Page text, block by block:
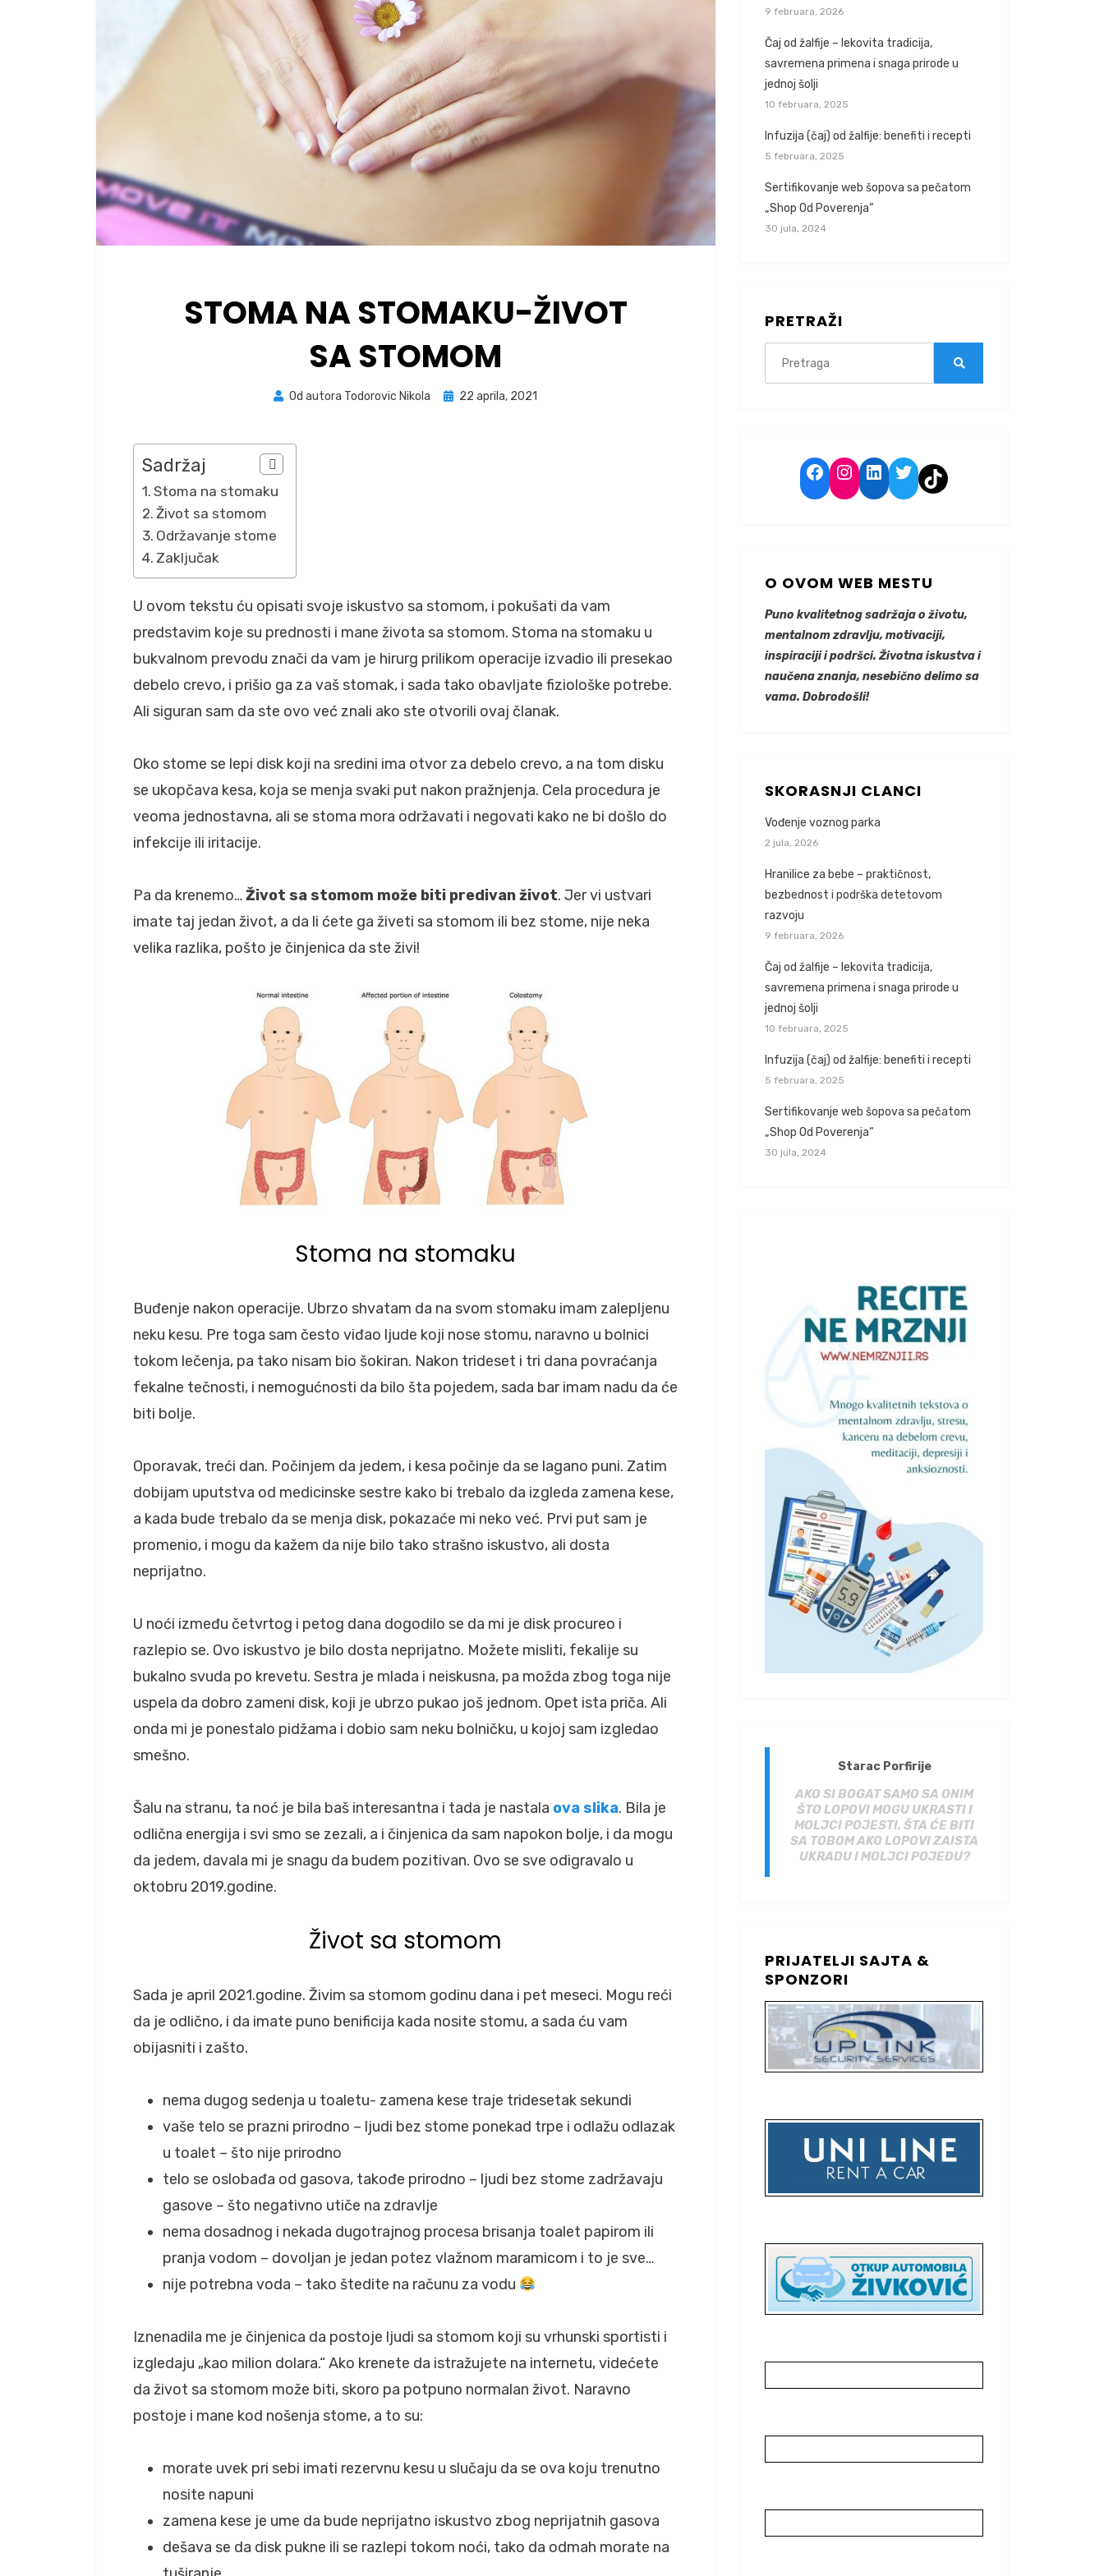
STOMA NA STOMAKU-ŽIVOT
SA STOMOM
Od autora Todorovic Nikola
Posted
22 aprila, 2021
Sadržaj
Stoma na stomaku
Život sa stomom
Održavanje stome
Zaključak
U ovom tekstu ću opisati svoje iskustvo sa stomom, i pokušati da vam
predstavim koje su prednosti i mane života sa stomom. Stoma na stomaku u
bukvalnom prevodu znači da vam je hirurg prilikom operacije izvadio ili presekao
debelo crevo, i prišio ga za vaš stomak, i sada tako obavljate fiziološke potrebe.
Ali siguran sam da ste ovo već znali ako ste otvorili ovaj članak.
Oko stome se lepi disk koji na sredini ima otvor za debelo crevo, a na tom disku
se ukopčava kesa, koja se menja svaki put nakon pražnjenja. Cela procedura je
veoma jednostavna, ali se stoma mora održavati i negovati kako ne bi došlo do
infekcije ili iritacije.
Pa da krenemo…Život sa stomom može biti predivan život. Jer vi ustvari
imate taj jedan život, a da li ćete ga živeti sa stomom ili bez stome, nije neka
velika razlika, pošto je činjenica da ste živi!
Stoma na stomaku
Buđenje nakon operacije. Ubrzo shvatam da na svom stomaku imam zalepljenu
neku kesu. Pre toga sam često viđao ljude koji nose stomu, naravno u bolnici
tokom lečenja, pa tako nisam bio šokiran. Nakon trideset i tri dana povraćanja
fekalne tečnosti, i nemogućnosti da bilo šta pojedem, sada bar imam nadu da će
biti bolje.
Oporavak, treći dan. Počinjem da jedem, i kesa počinje da se lagano puni. Zatim
dobijam uputstva od medicinske sestre kako bi trebalo da izgleda zamena kese,
a kada bude trebalo da se menja disk, pokazaće mi neko već. Prvi put sam je
promenio, i mogu da kažem da nije bilo tako strašno iskustvo, ali dosta
neprijatno.
U noći između četvrtog i petog dana dogodilo se da mi je disk procureo i
razlepio se. Ovo iskustvo je bilo dosta neprijatno. Možete misliti, fekalije su
bukalno svuda po krevetu. Sestra je mlada i neiskusna, pa možda zbog toga nije
uspela da dobro zameni disk, koji je ubrzo pukao još jednom. Opet ista priča. Ali
onda mi je ponestalo pidžama i dobio sam neku bolničku, u kojoj sam izgledao
smešno.
Šalu na stranu, ta noć je bila baš interesantna i tada je nastala ova slika. Bila je
odlična energija i svi smo se zezali, a i činjenica da sam napokon bolje, i da mogu
da jedem, davala mi je snagu da budem pozitivan. Ovo se sve odigravalo u
oktobru 2019.godine.
Život sa stomom
Sada je april 2021.godine. Živim sa stomom godinu dana i pet meseci. Mogu reći
da je odlično, i da imate puno benificija kada nosite stomu, a sada ću vam
obijasniti i zašto.
nema dugog sedenja u toaletu- zamena kese traje tridesetak sekundi
vaše telo se prazni prirodno – ljudi bez stome ponekad trpe i odlažu odlazak
u toalet – što nije prirodno
telo se oslobađa od gasova, takođe prirodno – ljudi bez stome zadržavaju
gasove – što negativno utiče na zdravlje
nema dosadnog i nekada dugotrajnog procesa brisanja toalet papirom ili
pranja vodom – dovoljan je jedan potez vlažnom maramicom i to je sve…
nije potrebna voda – tako štedite na računu za vodu
Iznenadila me je činjenica da postoje ljudi sa stomom koji su vrhunski sportisti i
izgledaju „kao milion dolara.“ Ako krenete da istražujete na internetu, videćete
da život sa stomom može biti, skoro pa potpuno normalan život. Naravno
postoje i mane kod nošenja stome, a to su:
morate uvek pri sebi imati rezervnu kesu u slučaju da se ova koju trenutno
nosite napuni
zamena kese je ume da bude neprijatno iskustvo zbog neprijatnih gasova
dešava se da disk pukne ili se razlepi tokom noći, tako da odmah morate na
9 februara, 2026
Čaj od žalfije – lekovita tradicija,
savremena primena i snaga prirode u
jednoj šolji
10 februara, 2025
Infuzija (čaj) od žalfije: benefiti i recepti
5 februara, 2025
Sertifikovanje web šopova sa pečatom
„Shop Od Poverenja“
30 jula, 2024
PRETRAŽI
Facebook
Instagram
LinkedIn
Twitter
TikTok
O OVOM WEB MESTU
Puno kvalitetnog sadržaja o životu,
mentalnom zdravlju, motivaciji,
inspiraciji i podršci. Životna iskustva i
naučena znanja, nesebično delimo sa
vama. Dobrodošli!
SKORASNJI CLANCI
Vođenje voznog parka
2 jula, 2026
Hranilice za bebe – praktičnost,
bezbednost i podrška detetovom
razvoju
9 februara, 2026
Čaj od žalfije – lekovita tradicija,
savremena primena i snaga prirode u
jednoj šolji
10 februara, 2025
Infuzija (čaj) od žalfije: benefiti i recepti
5 februara, 2025
Sertifikovanje web šopova sa pečatom
„Shop Od Poverenja“
30 jula, 2024
Starac Porfirije
AKO SI BOGAT SAMO SA ONIM
ŠTO LOPOVI MOGU UKRASTI I
MOLJCI POJESTI, ŠTA ĆE BITI
SA TOBOM AKO LOPOVI ZAISTA
UKRADU I MOLJCI POJEDU?
PRIJATELJI SAJTA &
SPONZORI